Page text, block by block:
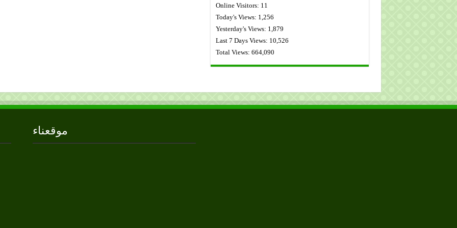
Online Visitors: 11
Today's Views: 1,256
Yesterday's Views: 1,879
Last 7 Days Views: 10,526
Total Views: 664,090
موقعناء